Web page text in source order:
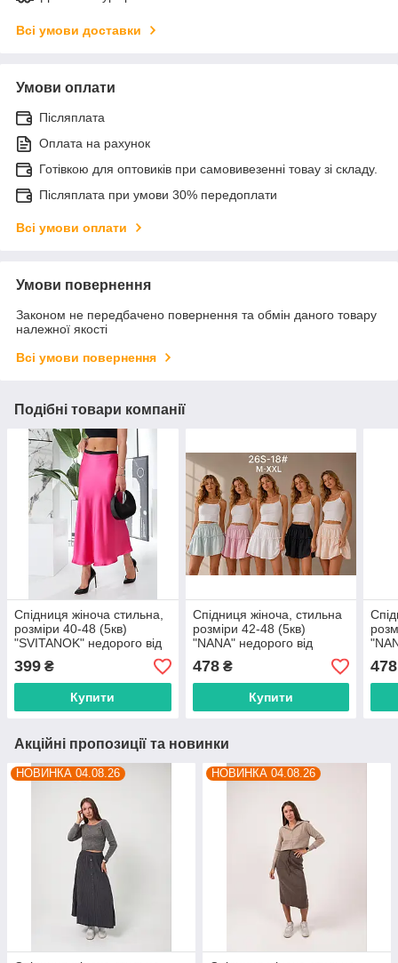
Всі умови доставки
Умови оплати
Післяплата
Оплата на рахунок
Готівкою для оптовиків при самовивезенні товау зі складу.
Післяплата при умови 30% передоплати
Всі умови оплати
Умови повернення
Законом не передбачено повернення та обмін даного товару
належної якості
Всі умови повернення
Подібні товари компанії
Спідниця жіноча стильна,
розміри 40-48 (5кв)
"SVITANOK" недорого від
прямого постачальника
399 ₴
Купити
Спідниця жіноча, стильна
розміри 42-48 (5кв)
"NANA" недорого від
прямого постачальника
478₴
Купити
478
Акційні пропозиції та новинки
НОВИНКА 04.08.26 НОВИНКА 04.08.26